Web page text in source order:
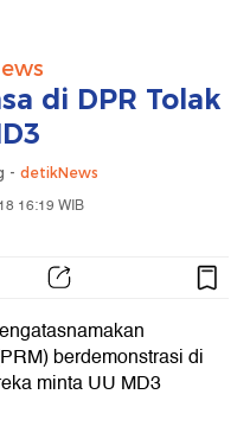
di DPR Tolak
- detikNews
16:19 WIB
berdemonstrasi di
minta UU MD3